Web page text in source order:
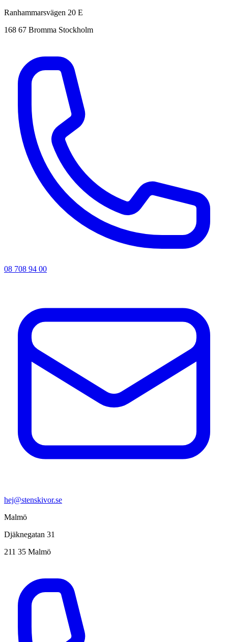
Ranhammarsvägen 20 E
168 67 Bromma Stockholm
08 708 94 00
hej@stenskivor.se
Malmö
Djäknegatan 31
211 35 Malmö